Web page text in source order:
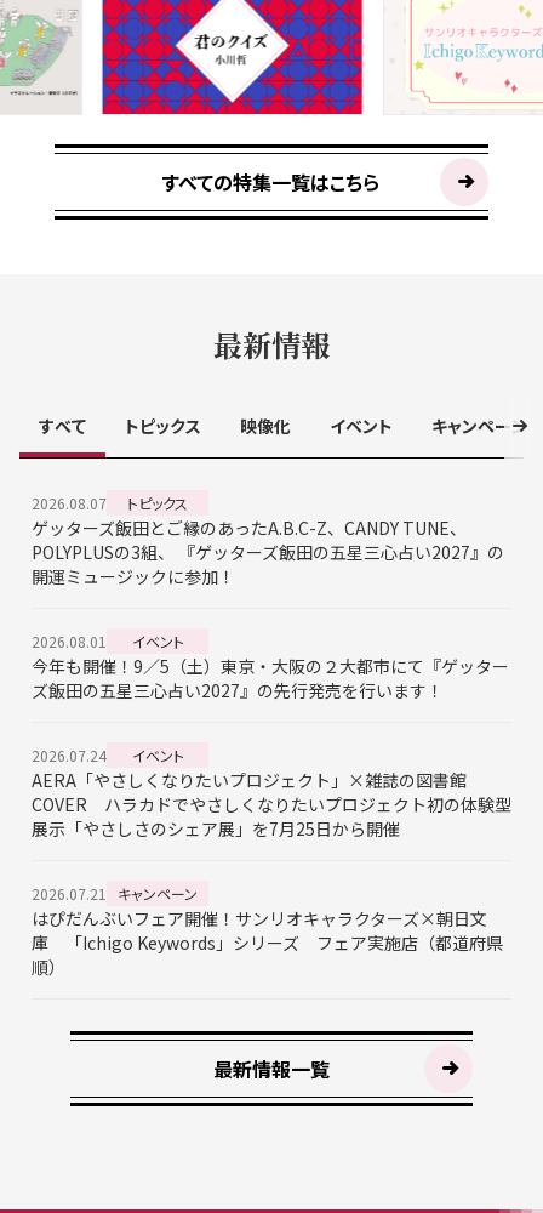
すべての特集一覧はこちら
最新情報
すべて トピックス 映像化 イベント キャンペーン
2026.08.07 トピックス
ゲッターズ飯田とご縁のあったA.B.C-Z、CANDY TUNE、
POLYPLUSの3組、 『ゲッターズ飯田の五星三心占い2027』の
開運ミュージックに参加！
2026.08.01 イベント
今年も開催！9／5（土）東京・大阪の２大都市にて『ゲッター
ズ飯田の五星三心占い2027』の先行発売を行います！
2026.07.24 イベント
AERA「やさしくなりたいプロジェクト」×雑誌の図書館
COVER ハラカドでやさしくなりたいプロジェクト初の体験型
展示「やさしさのシェア展」を7月25日から開催
2026.07.21 キャンペーン
はぴだんぶいフェア開催！サンリオキャラクターズ×朝日文
庫 「Ichigo Keywords」シリーズ フェア実施店（都道府県
順）
最新情報一覧